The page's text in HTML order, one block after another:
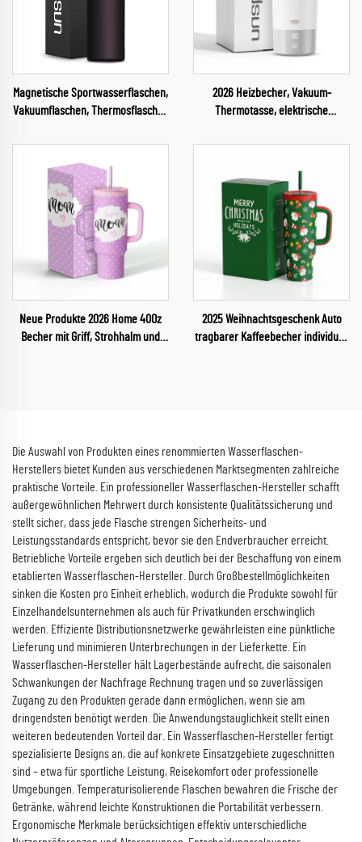
Magnetische Sportwasserflaschen,
Vakuumflaschen, Thermosflaschen
Wasserflasche
2026 Heizbecher, Vakuum-
Thermotasse, elektrische
Kaffeebecherwärmer, Tasse
Neue Produkte 2026 Home 40Oz
Becher mit Griff, Strohhalm und
2025 Weihnachtsgeschenk Auto
tragbarer Kaffeebecher individuell
Die Auswahl von Produkten eines renommierten Wasserflaschen-
Herstellers bietet Kunden aus verschiedenen Marktsegmenten zahlreiche
praktische Vorteile. Ein professioneller Wasserflaschen-Hersteller schafft
außergewöhnlichen Mehrwert durch konsistente Qualitätssicherung und
stellt sicher, dass jede Flasche strengen Sicherheits- und
Leistungsstandards entspricht, bevor sie den Endverbraucher erreicht.
Betriebliche Vorteile ergeben sich deutlich bei der Beschaffung von einem
etablierten Wasserflaschen-Hersteller. Durch Großbestellmöglichkeiten
sinken die Kosten pro Einheit erheblich, wodurch die Produkte sowohl für
Einzelhandelsunternehmen als auch für Privatkunden erschwinglich
werden. Effiziente Distributionsnetzwerke gewährleisten eine pünktliche
Lieferung und minimieren Unterbrechungen in der Lieferkette. Ein
Wasserflaschen-Hersteller hält Lagerbestände aufrecht, die saisonalen
Schwankungen der Nachfrage Rechnung tragen und so zuverlässigen
Zugang zu den Produkten gerade dann ermöglichen, wenn sie am
dringendsten benötigt werden. Die Anwendungstauglichkeit stellt einen
weiteren bedeutenden Vorteil dar. Ein Wasserflaschen-Hersteller fertigt
spezialisierte Designs an, die auf konkrete Einsatzgebiete zugeschnitten
sind – etwa für sportliche Leistung, Reisekomfort oder professionelle
Umgebungen. Temperaturisolierende Flaschen bewahren die Frische der
Getränke, während leichte Konstruktionen die Portabilität verbessern.
Ergonomische Merkmale berücksichtigen effektiv unterschiedliche